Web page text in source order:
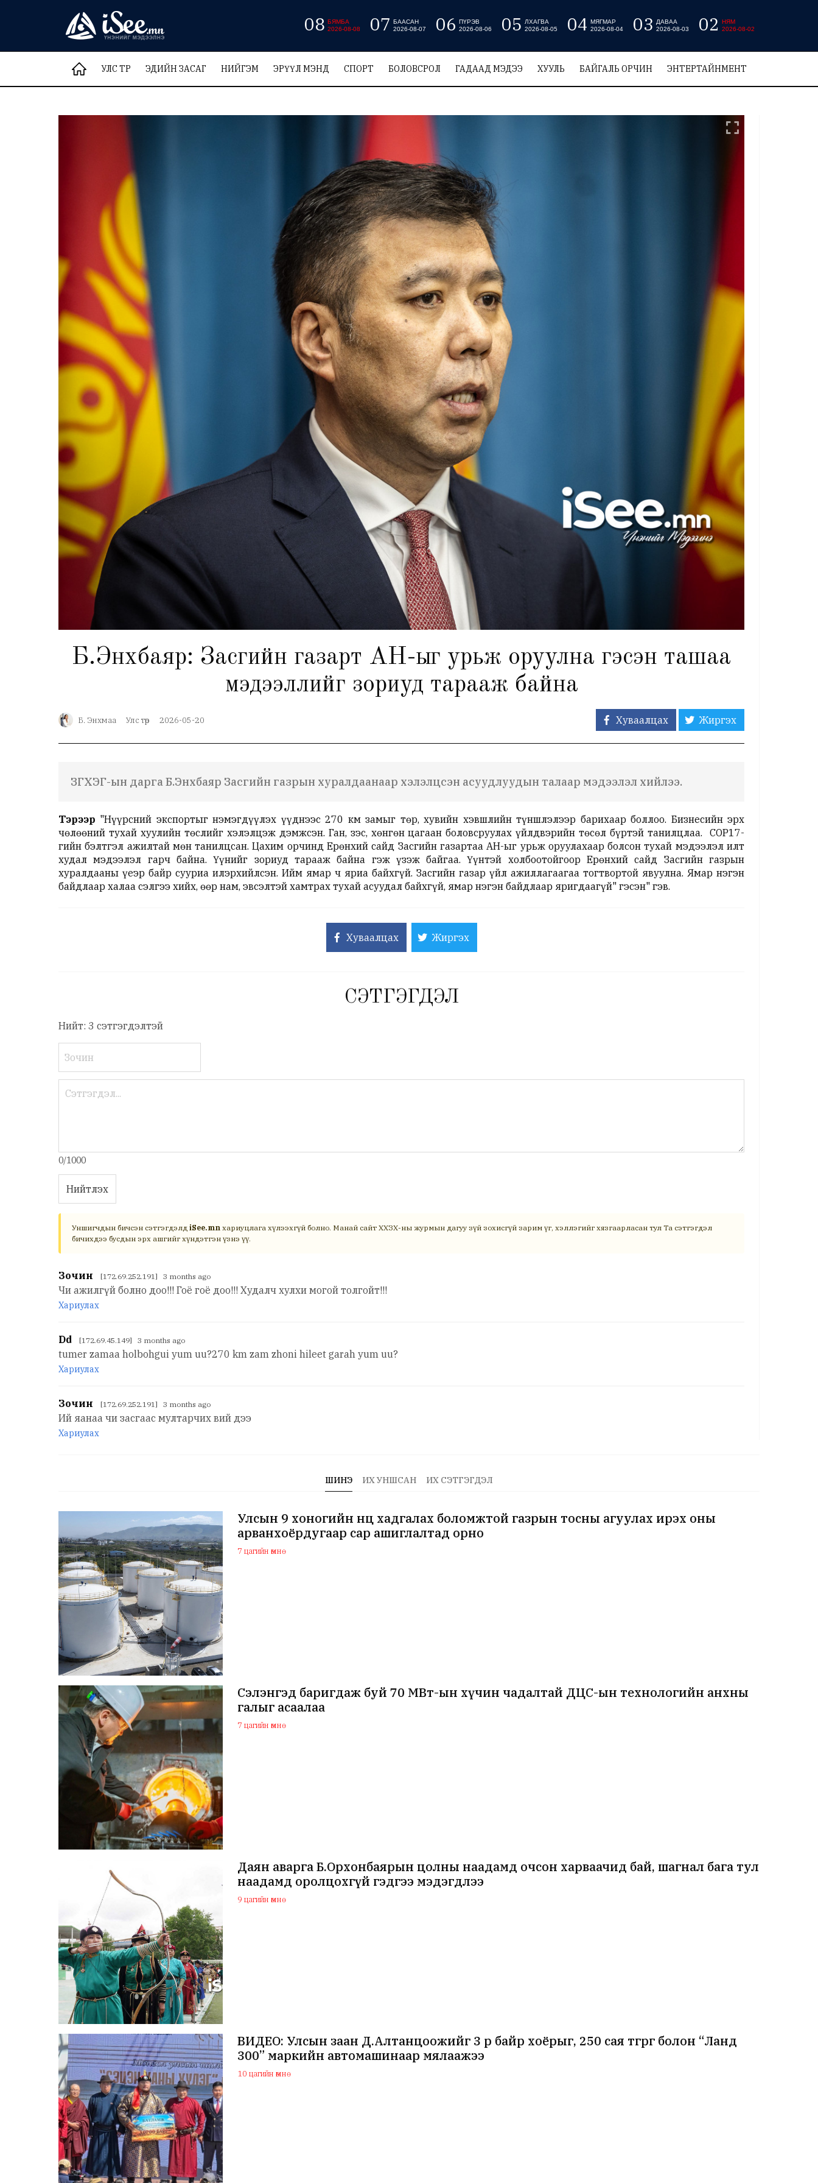
08 БЯМБА
2026-08-08
07 БААСАН
2026-08-07
06 ПҮРЭВ
2026-08-06
05
ЛХАГВА
2026-08-05
04 МЯГМАР
2026-08-04
03
ДАВАА
2026-08-03
02
НЯМ
2026-08-02
УЛС ТӨР ЭДИЙН ЗАСАГ НИЙГЭМ ЭРҮҮЛ МЭНД СПОРТ БОЛОВСРОЛ ГАДААД МЭДЭЭ ХУУЛЬ БАЙГАЛЬ ОРЧИН ЭНТЕРТАЙНМЕНТ
Б.Энхбаяр: Засгийн газарт АН-ыг урьж оруулна гэсэн ташаа
мэдээллийг зориуд тарааж байна
Б. Энхмаа Улс төр 2026-05-20 Хуваалцах Жиргэх
ЗГХЭГ-ын дарга Б.Энхбаяр Засгийн газрын хуралдаанаар хэлэлцсэн асуудлуудын талаар мэдээлэл хийлээ.
Тэрээр "Нүүрсний экспортыг нэмэгдүүлэх үүднээс 270 км замыг төр, хувийн хэвшлийн түншлэлээр барихаар боллоо. Бизнесийн эрх
чөлөөний тухай хуулийн төслийг хэлэлцэж дэмжсэн. Ган, зэс, хөнгөн цагаан боловсруулах үйлдвэрийн төсөл бүртэй танилцлаа. СОР17-
гийн бэлтгэл ажилтай мөн танилцсан. Цахим орчинд Ерөнхий сайд Засгийн газартаа АН-ыг урьж оруулахаар болсон тухай мэдээлэл илт
худал мэдээлэл гарч байна. Үүнийг зориуд тарааж байна гэж үзэж байгаа. Үүнтэй холбоотойгоор Ерөнхий сайд Засгийн газрын
хуралдааны үеэр байр сууриа илэрхийлсэн. Ийм ямар ч яриа байхгүй. Засгийн газар үйл ажиллагаагаа тогтвортой явуулна. Ямар нэгэн
байдлаар халаа сэлгээ хийх, өөр нам, эвсэлтэй хамтрах тухай асуудал байхгүй, ямар нэгэн байдлаар яригдаагүй" гэсэн" гэв.
Хуваалцах Жиргэх
СЭТГЭГДЭЛ
Нийт: 3 сэтгэгдэлтэй
0/1000
Нийтлэх
Уншигчдын бичсэн сэтгэгдэлд iSee.mn хариуцлага хүлээхгүй болно. Манай сайт ХХЗХ-ны журмын дагуу зүй зохисгүй зарим үг, хэллэгийг хязгаарласан тул Та сэтгэгдэл
бичихдээ бусдын эрх ашгийг хүндэтгэн үзнэ үү.
Зочин [172.69.252.191] 3 months ago
Чи ажилгүй болно доо!!! Гоё гоё доо!!! Худалч хулхи могой толгойт!!!
Хариулах
Dd [172.69.45.149] 3 months ago
tumer zamaa holbohgui yum uu?270 km zam zhoni hileet garah yum uu?
Хариулах
Зочин [172.69.252.191] 3 months ago
Ий яанаа чи засгаас мултарчих вий дээ
Хариулах
ШИНЭ ИХ УНШСАН ИХ СЭТГЭГДЭЛ
Улсын 9 хоногийн нөөц хадгалах боломжтой газрын тосны агуулах ирэх оны
арванхоёрдугаар сар ашиглалтад орно
7 цагийн өмнө
Сэлэнгэд баригдаж буй 70 МВт-ын хүчин чадалтай ДЦС-ын технологийн анхны
галыг асаалаа
7 цагийн өмнө
Даян аварга Б.Орхонбаярын цолны наадамд очсон харваачид бай, шагнал бага тул
наадамд оролцохгүй гэдгээ мэдэгдлээ
9 цагийн өмнө
ВИДЕО: Улсын заан Д.Алтанцоожийг 3 өрөө байр хоёрыг, 250 сая төгрөг болон “Ланд
300” маркийн автомашинаар мялаажээ
10 цагийн өмнө